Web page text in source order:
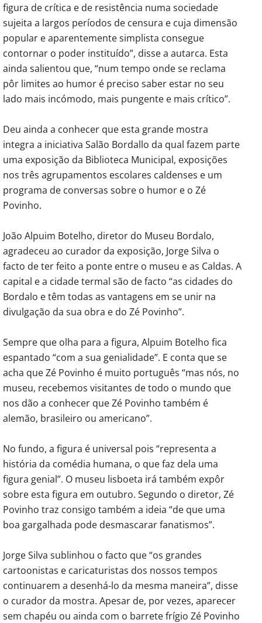
figura de crítica e de resistência numa sociedade
sujeita a largos períodos de censura e cuja dimensão
popular e aparentemente simplista consegue
contornar o poder instituído”, disse a autarca. Esta
ainda salientou que, “num tempo onde se reclama
pôr limites ao humor é preciso saber estar no seu
lado mais incómodo, mais pungente e mais crítico”.
Deu ainda a conhecer que esta grande mostra
integra a iniciativa Salão Bordallo da qual fazem parte
uma exposição da Biblioteca Municipal, exposições
nos três agrupamentos escolares caldenses e um
programa de conversas sobre o humor e o Zé
Povinho.
João Alpuim Botelho, diretor do Museu Bordalo,
agradeceu ao curador da exposição, Jorge Silva o
facto de ter feito a ponte entre o museu e as Caldas. A
capital e a cidade termal são de facto “as cidades do
Bordalo e têm todas as vantagens em se unir na
divulgação da sua obra e do Zé Povinho”.
Sempre que olha para a figura, Alpuim Botelho fica
espantado “com a sua genialidade”. E conta que se
acha que Zé Povinho é muito português “mas nós, no
museu, recebemos visitantes de todo o mundo que
nos dão a conhecer que Zé Povinho também é
alemão, brasileiro ou americano”.
No fundo, a figura é universal pois “representa a
história da comédia humana, o que faz dela uma
figura genial”. O museu lisboeta irá também expôr
sobre esta figura em outubro. Segundo o diretor, Zé
Povinho traz consigo também a ideia “de que uma
boa gargalhada pode desmascarar fanatismos”.
Jorge Silva sublinhou o facto que “os grandes
cartoonistas e caricaturistas dos nossos tempos
continuarem a desenhá-lo da mesma maneira”, disse
o curador da mostra. Apesar de, por vezes, aparecer
sem chapéu ou ainda com o barrete frígio Zé Povinho